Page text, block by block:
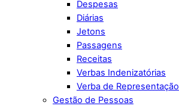
Despesas
Diárias
Jetons
Passagens
Receitas
Verbas Indenizatórias
Verba de Representação
Gestão de Pessoas